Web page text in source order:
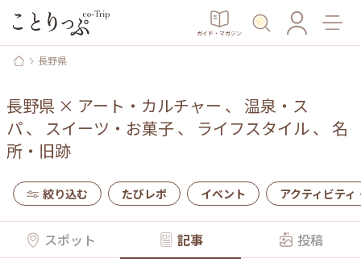
ガイド・マガジン
長野県
長野県 × アート・カルチャー 、 温泉・ス
パ、 スイーツ・お菓子、 ライフスタイル、 名
所・旧跡
絞り込む たびレポ イベント アクティビティ
スポット 記事 投稿